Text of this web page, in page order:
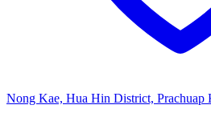
Nong Kae, Hua Hin District, Prachuap